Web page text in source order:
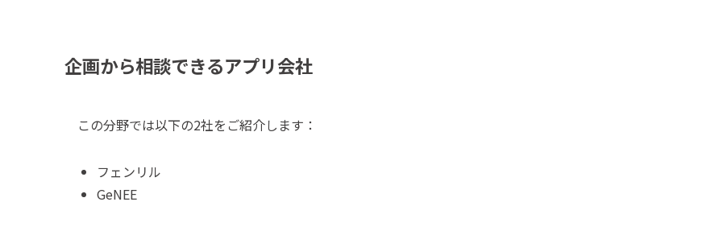
企画から相談できるアプリ会社
この分野では以下の2社をご紹介します：
フェンリル
GeNEE